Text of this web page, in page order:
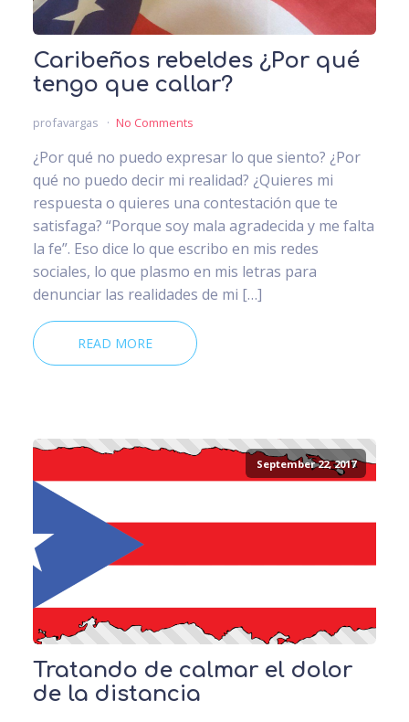
Caribeños rebeldes ¿Por qué
tengo que callar?
profavargas No Comments
¿Por qué no puedo expresar lo que siento? ¿Por
qué no puedo decir mi realidad? ¿Quieres mi
respuesta o quieres una contestación que te
satisfaga? “Porque soy mala agradecida y me falta
la fe”. Eso dice lo que escribo en mis redes
sociales, lo que plasmo en mis letras para
denunciar las realidades de mi […]
READ MORE
September 22, 2017
Tratando de calmar el dolor
de la distancia